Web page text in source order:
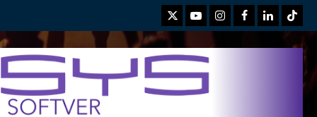
TwitterYoutubeInstagramFacebook
LinkedIn